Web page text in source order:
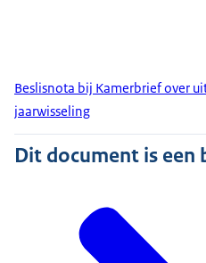
Beslisnota bij Kamerbrief over
jaarwisseling
Dit document is een